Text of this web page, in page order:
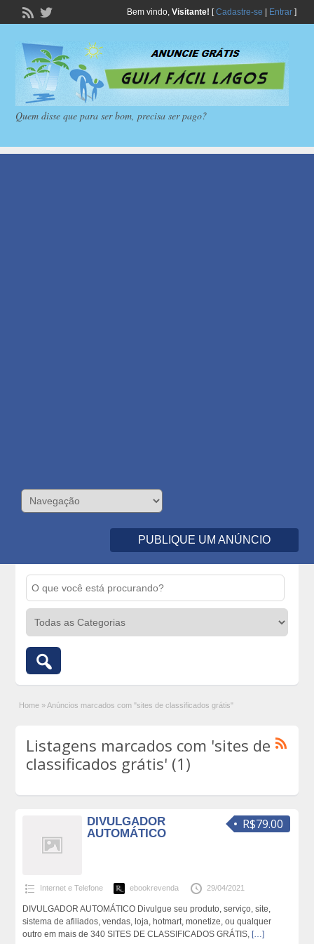
Bem vindo, Visitante! [Cadastre-se Entrar]
Quem disse que para ser bom, precisa ser pago?
PUBLIQUE UM ANÚNCIO
Home » Anúncios marcados com "sites de classificados grátis"
Listagens marcados com 'sites de
classificados grátis' (1)
R$79.00
DIVULGADOR
AUTOMÁTICO
Internet e Telefone ebookrevenda 29/04/2021
DIVULGADOR AUTOMÁTICO Divulgue seu produto, serviço, site,
sistema de afiliados, vendas, loja, hotmart, monetize, ou qualquer
outro em mais de 340 SITES DE CLASSIFICADOS GRÁTIS, […]